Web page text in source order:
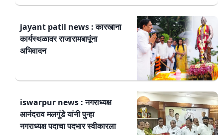
jayant patil news : कारखाना
कार्यस्थळावर राजारामबापूंना
अभिवादन
iswarpur news : नगराध्यक्ष
आनंदराव मलगुंडे यांनी पुन्हा
नगराध्यक्ष पदाचा पदभार स्वीकारला